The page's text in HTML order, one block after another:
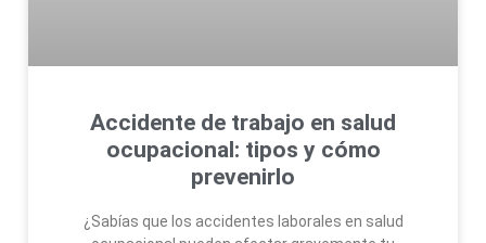
Accidente de trabajo en salud
ocupacional: tipos y cómo
prevenirlo
¿Sabías que los accidentes laborales en salud